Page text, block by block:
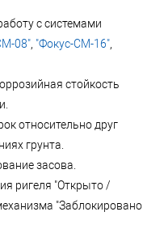
с системами
08" "Фокус-СМ-16"
стойкость
относительно друг
грунта.
засова.
ригеля "Открыто /
"Заблокировано